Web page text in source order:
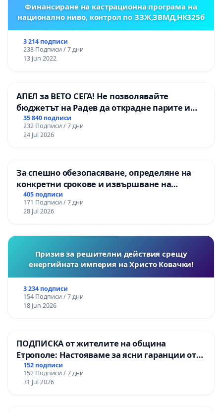
Финансиране на кастрационна програма на
национално ниво, контрол по ЗЗЖ,ЗВМД,НК325б
3 214 подписи
238 Подписи / 7 дни
13 Jun 2022
АПЕЛ за ВЕТО СЕГА! Не позволявайте
бюджетът на Радев да открадне парите и
правата ни в тъмното
35 840 подписи
232 Подписи / 7 дни
24 Jul 2026
За спешно обезопасяване, определяне на
конкретни срокове и извършване на
цялостна рехабилитация на
републиканския път между пътен възел АМ
„Тракия“ - гр. Ихтиман - с. Мирово - к.к.
405 подписи
171 Подписи / 7 дни
28 Jul 2026
Призив за решителни действия срещу
енергийната империя на Христо Ковачки!
3 234 подписи
154 Подписи / 7 дни
18 Jun 2026
ПОДПИСКА от жителите на община
Етрополе: Настояваме за ясни гаранции от
“Елаците-МЕД” АД и от държавата, че ще се
изпълнят всички екологични норми!
152 подписи
152 Подписи / 7 дни
31 Jul 2026